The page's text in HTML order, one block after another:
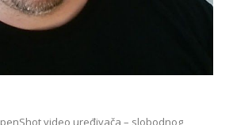
video uređivača – slobodnog,